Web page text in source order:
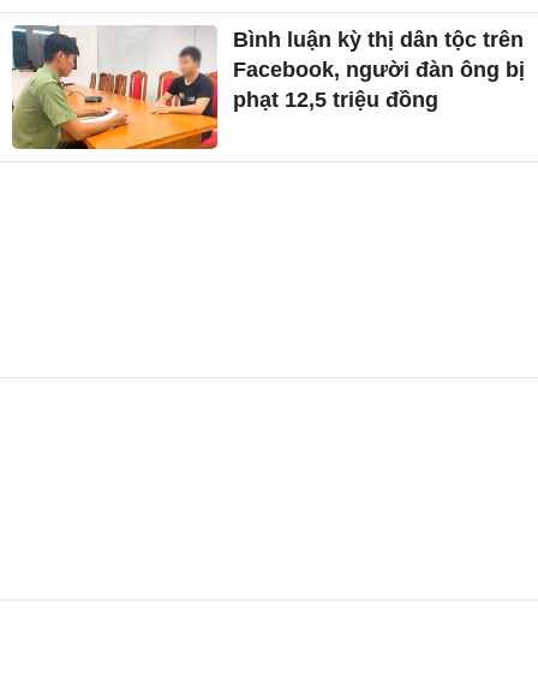
Bình luận kỳ thị dân tộc trên
Facebook, người đàn ông bị
phạt 12,5 triệu đồng